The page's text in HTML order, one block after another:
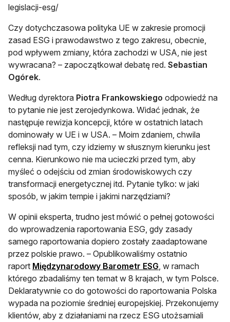
legislacji-esg/
Czy dotychczasowa polityka UE w zakresie promocji
zasad ESG i prawodawstwo z tego zakresu, obecnie,
pod wpływem zmiany, która zachodzi w USA, nie jest
wywracana? – zapoczątkował debatę red. Sebastian
Ogórek.
Według dyrektora Piotra Frankowskiego odpowiedź na
to pytanie nie jest zerojedynkowa. Widać jednak, że
następuje rewizja koncepcji, które w ostatnich latach
dominowały w UE i w USA. – Moim zdaniem, chwila
refleksji nad tym, czy idziemy w słusznym kierunku jest
cenna. Kierunkowo nie ma ucieczki przed tym, aby
myśleć o odejściu od zmian środowiskowych czy
transformacji energetycznej itd. Pytanie tylko: w jaki
sposób, w jakim tempie i jakimi narzędziami?
W opinii eksperta, trudno jest mówić o pełnej gotowości
do wprowadzenia raportowania ESG, gdy zasady
samego raportowania dopiero zostały zaadaptowane
przez polskie prawo. – Opublikowaliśmy ostatnio
raport Międzynarodowy Barometr ESG otwiera się w
, w ramach
którego zbadaliśmy ten temat w 8 krajach, w tym Polsce.
Deklaratywnie co do gotowości do raportowania Polska
wypada na poziomie średniej europejskiej. Przekonujemy
klientów, aby z działaniami na rzecz ESG utożsamiali